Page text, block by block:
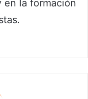
la formación